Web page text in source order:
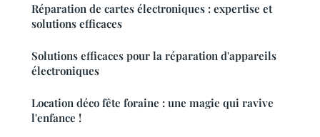
Réparation de cartes électroniques : expertise et
solutions efficaces
Solutions efficaces pour la réparation d'appareils
électroniques
Location déco fête foraine : une magie qui ravive
l'enfance !